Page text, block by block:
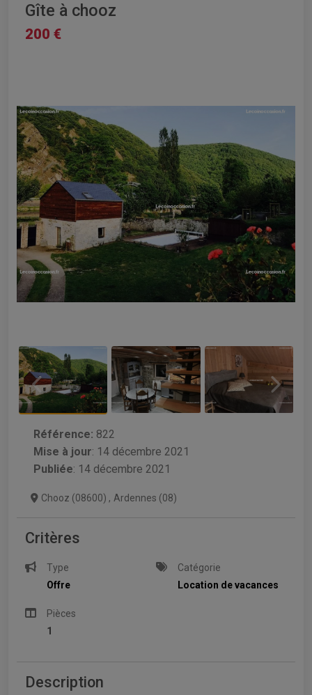
Gîte à chooz
200 €
Référence: 822
Mise à jour: 14 décembre 2021
Publiée: 14 décembre 2021
Chooz (08600) , Ardennes (08)
Critères
Type
Offre
Catégorie
Location de vacances
Pièces
1
Description